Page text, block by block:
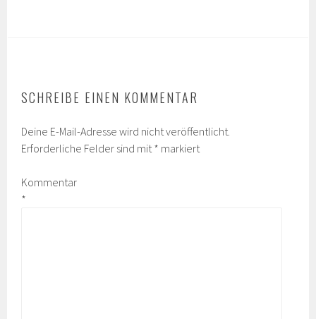
SCHREIBE EINEN KOMMENTAR
Deine E-Mail-Adresse wird nicht veröffentlicht.
Erforderliche Felder sind mit* markiert
Kommentar
*